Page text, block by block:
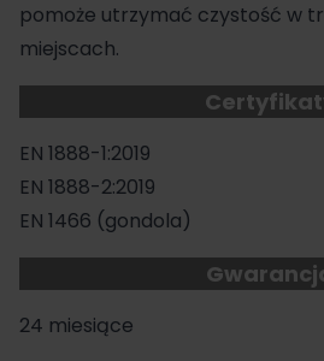
pomoże utrzymać czystość w
miejscach.
EN 1888-1:2019
EN 1888-2:2019
EN 1466 (gondola)
24 miesiące